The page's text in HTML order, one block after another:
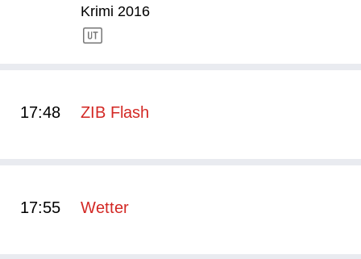
Krimi 2016
17:48 ZIB Flash
17:55 Wetter